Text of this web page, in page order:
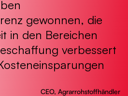
gewonnen, die
in den Bereichen
verbessert
CEO, Agrarrohstoffhändler